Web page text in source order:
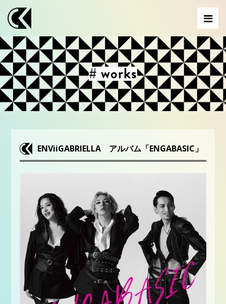
# works
ENViiGABRIELLA アルバム「ENGABASIC」